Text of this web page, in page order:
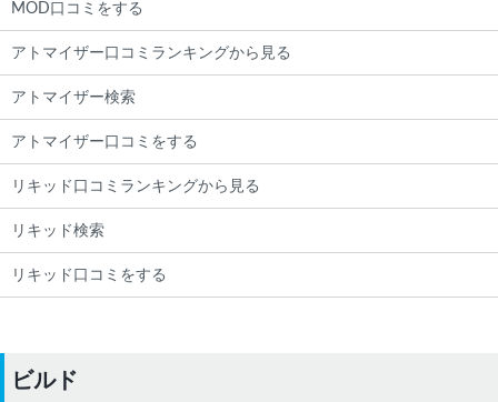
MOD口コミをする
アトマイザー口コミランキングから見る
アトマイザー検索
アトマイザー口コミをする
リキッド口コミランキングから見る
リキッド検索
リキッド口コミをする
ビルド